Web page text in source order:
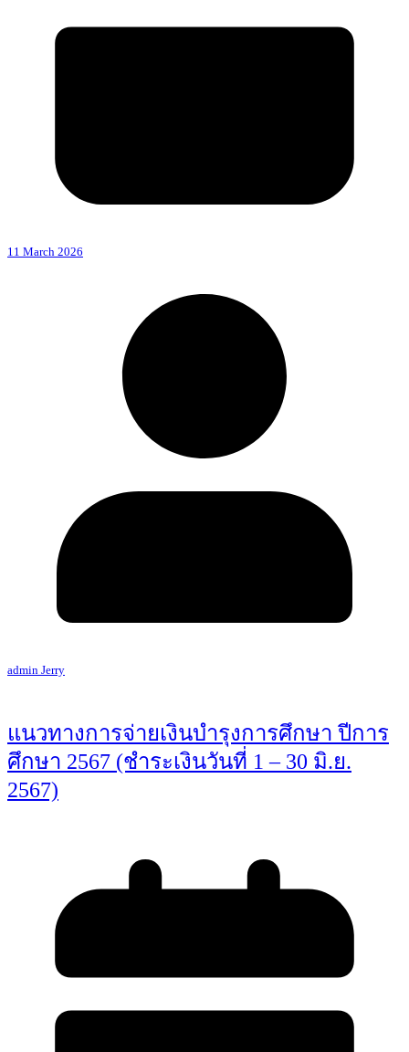
11 March 2026
admin Jerry
แนวทางการจ่ายเงินบำรุงการศึกษา ปีการ
ศึกษา 2567 (ชำระเงินวันที่ 1 – 30 มิ.ย.
2567)